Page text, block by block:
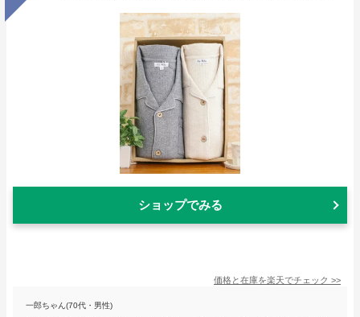
ショップでみる
価格と在庫を楽天でチェック >>
一郎ちゃん(70代・男性)